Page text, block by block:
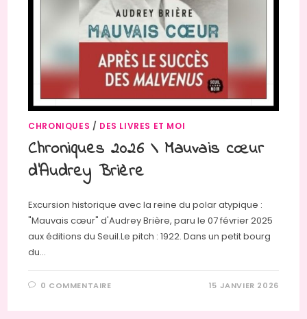
CHRONIQUES / DES LIVRES ET MOI
Chroniques 2026 \ Mauvais cœur
d’Audrey Brière
Excursion historique avec la reine du polar atypique :
"Mauvais cœur" d'Audrey Brière, paru le 07 février 2025
aux éditions du Seuil.Le pitch : 1922. Dans un petit bourg
du…
0 COMMENTAIRE 15 JANVIER 2026